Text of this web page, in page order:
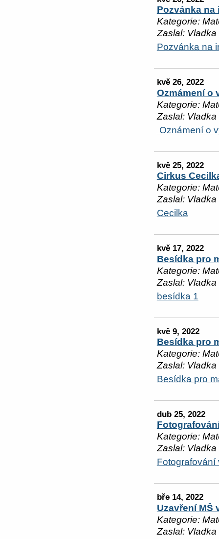
Pozvánka
Kategorie:
Zaslal: Vladka
Pozvánka na
kvě 26, 2022
Ozmámení o
Kategorie:
Zaslal: Vladka
Oznámení o
kvě 25, 2022
Cirkus
Kategorie:
Zaslal: Vladka
Cecilka
kvě 17, 2022
Besídka pro
Kategorie:
Zaslal: Vladka
besídka 1
kvě 9, 2022
Besídka pro
Kategorie:
Zaslal: Vladka
Besídka pro
dub 25, 2022
Kategorie:
Zaslal: Vladka
Fotografování
bře 14, 2022
Uzavření MŠ
Kategorie:
Zaslal: Vladka